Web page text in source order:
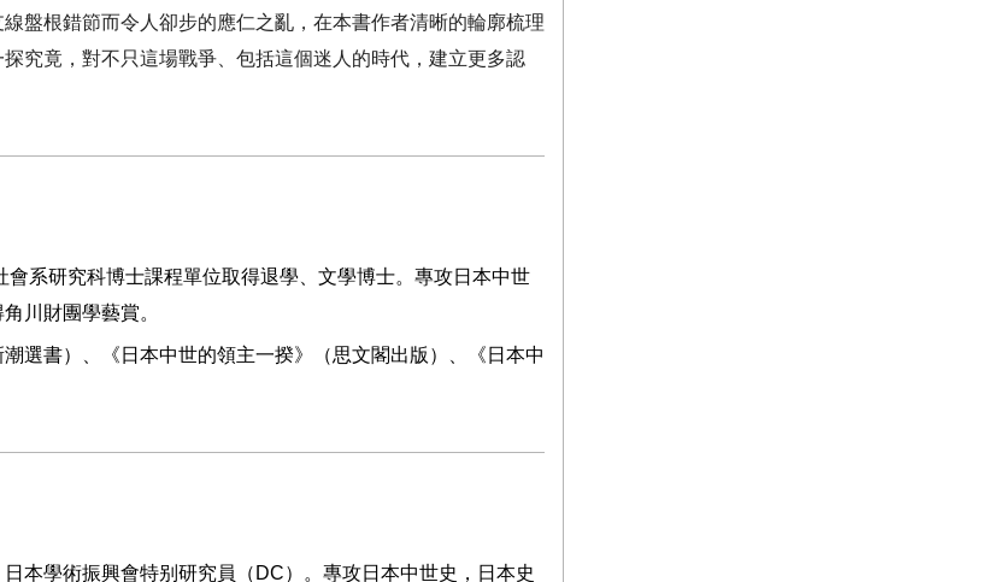
盤根錯節而令人卻步的應仁之亂，在本書作者清晰的輪廓梳理
究竟，對不只這場戰爭、包括這個迷人的時代，建立更多認
系研究科博士課程單位取得退學、文學博士。專攻日本中世
川財團學藝賞。
選書）、 《日本中世的領主一揆》（思文閣出版）、
《日本中
本學術振興會特别研究員（ DC）。專攻日本中世史，日本史